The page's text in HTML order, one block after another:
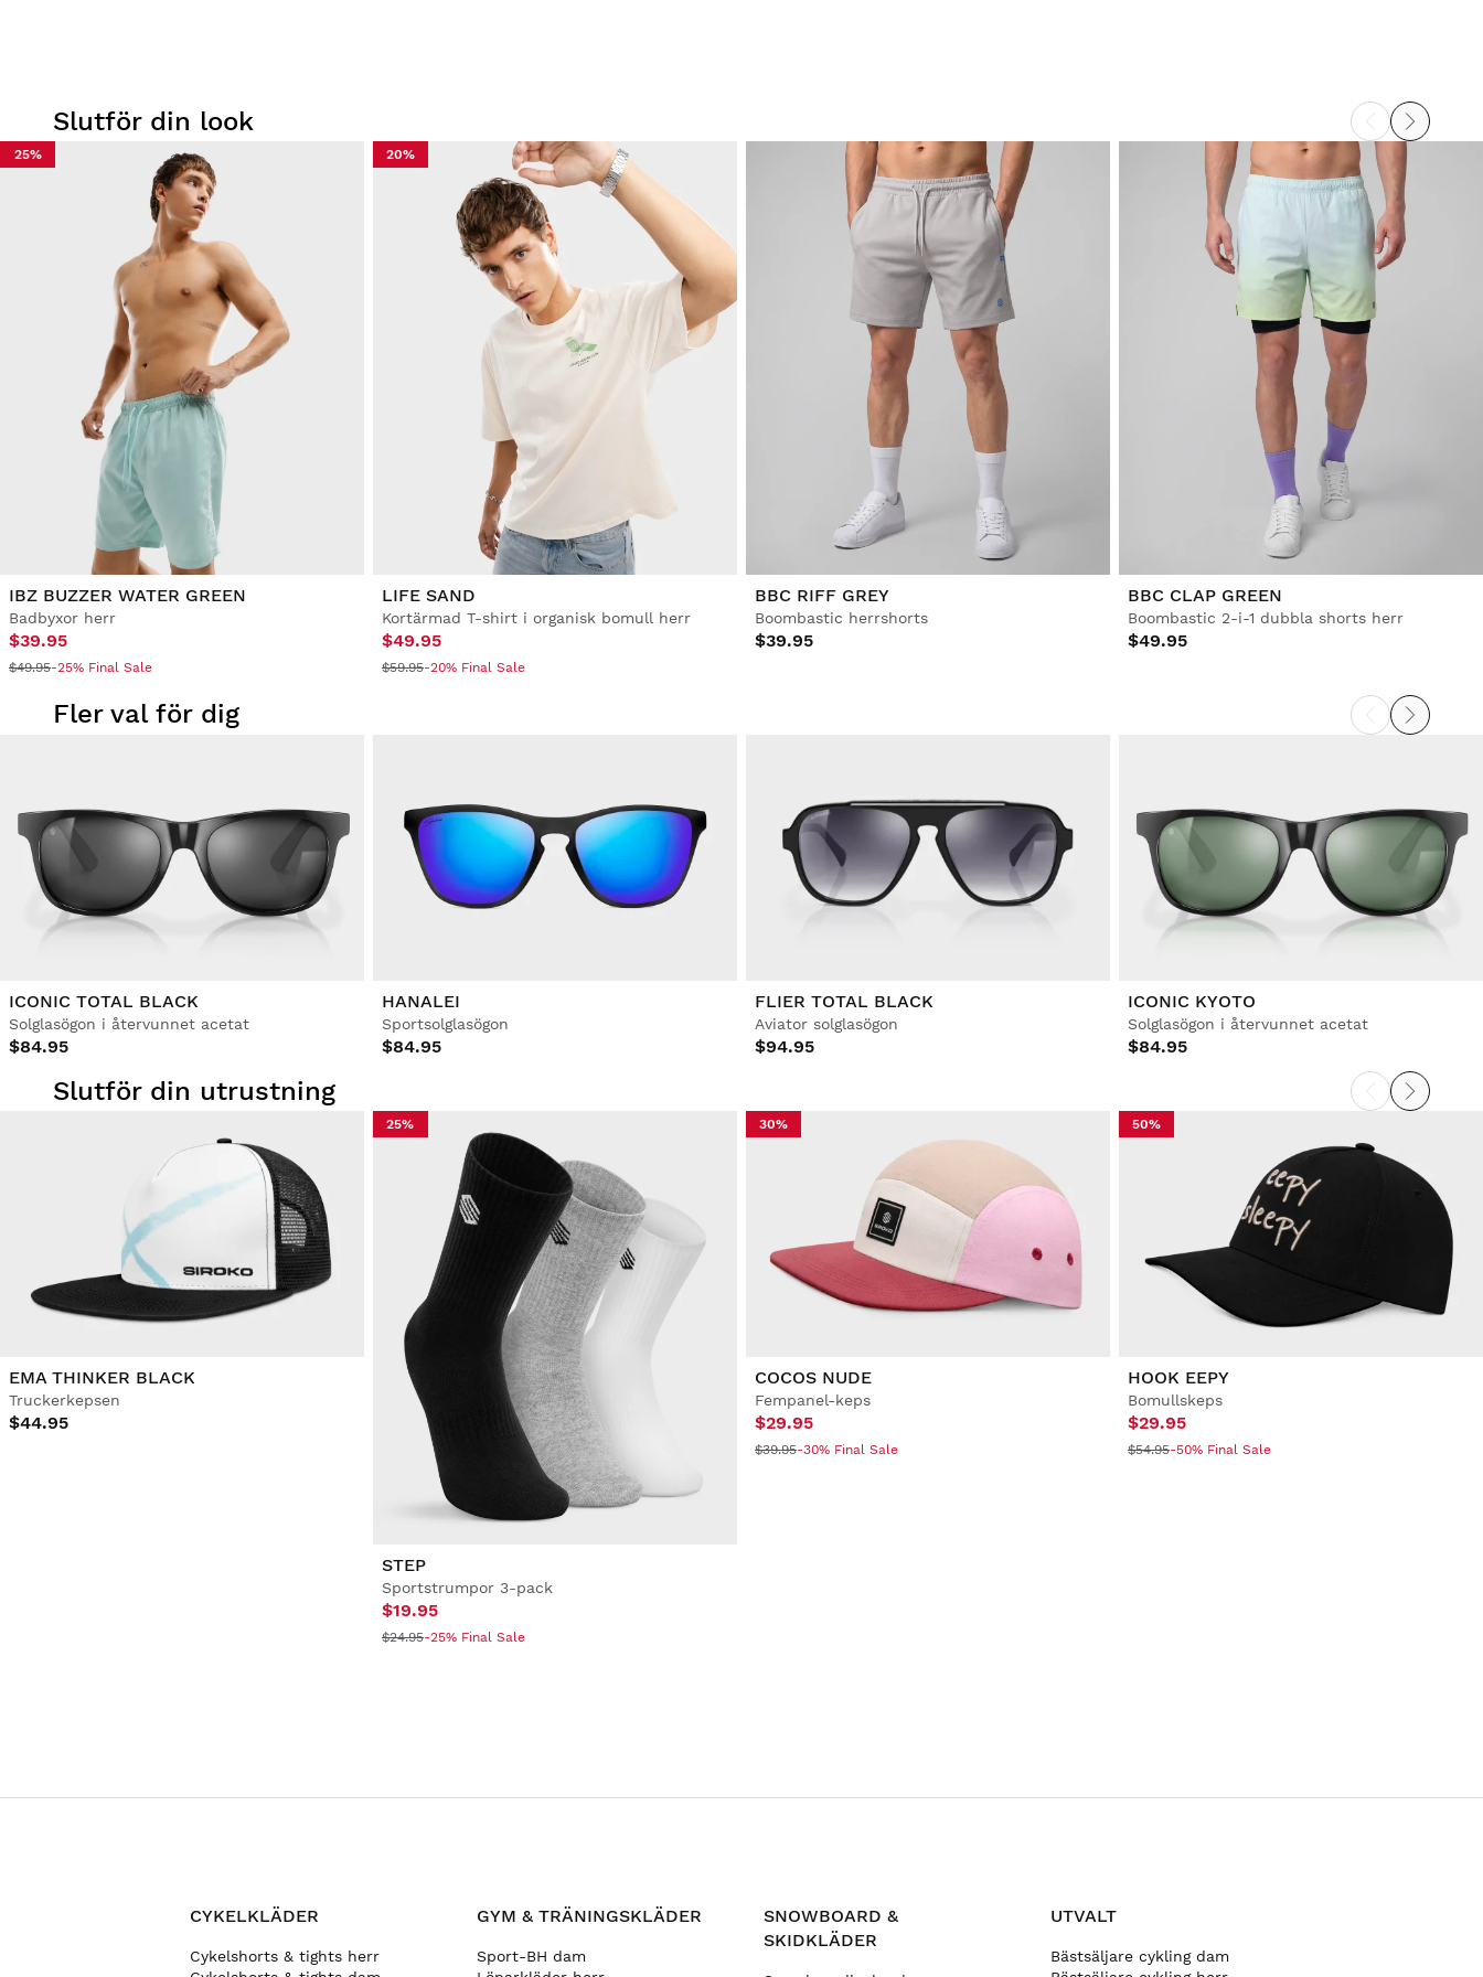
Bekräftad Kund
Ana Arroyo pariente
Jag har köpt flera av den här modellen och min högra
stiftskruv misslyckas
2 personer tyckte denna recension var hjälpsam
Var denna recension hjälpsam? Rapportera Dela tre år sedan
6 ... 28
Slutför din look
25%
IBZ BUZZER WATER GREEN
Badbyxor herr
$39.95
$49.95-25% Final Sale
20%
LIFE SAND
Kortärmad T-shirt i organisk bomull herr
$49.95
$59.95-20% Final Sale
BBC RIFF GREY
Boombastic herrshorts
$39.95
BBC CLAP GREEN
Boombastic 2-i-1 dubbla shorts herr
$49.95
Fler val för dig
ICONIC TOTAL BLACK
Solglasögon i återvunnet acetat
$84.95
HANALEI
Sportsolglasögon
$84.95
FLIER TOTAL BLACK
Aviator solglasögon
$94.95
ICONIC KYOTO
Solglasögon i återvunnet acetat
$84.95
Slutför din utrustning
EMA THINKER BLACK
Truckerkepsen
$44.95
25%
STEP
Sportstrumpor 3-pack
$19.95
$24.95-25% Final Sale
30%
COCOS NUDE
Fempanel-keps
$29.95
$39.95-30% Final Sale
50%
HOOK EEPY
Bomullskeps
$29.95
$54.95-50% Final Sale
CYKELKLÄDER
Cykelshorts & tights herr
GYM & TRÄNINGSKLÄDER
Sport-BH dam
SNOWBOARD &
SKIDKLÄDER
UTVALT
Bästsäljare cykling dam